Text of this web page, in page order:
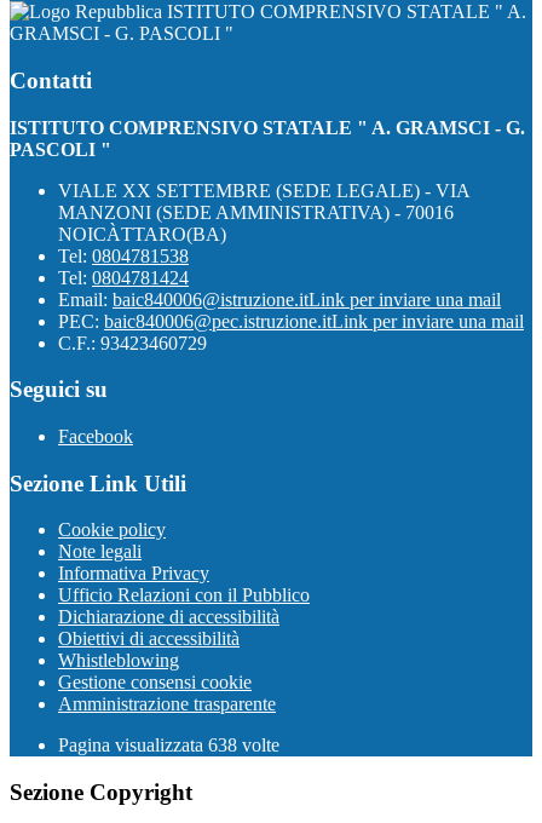
ISTITUTO COMPRENSIVO STATALE " A.
GRAMSCI - G. PASCOLI "
Contatti
ISTITUTO COMPRENSIVO STATALE " A. GRAMSCI - G.
PASCOLI "
VIALE XX SETTEMBRE (SEDE LEGALE) - VIA
MANZONI (SEDE AMMINISTRATIVA) - 70016
NOICÀTTARO(BA)
Tel: 0804781538
Tel: 0804781424
Email: baic840006@istruzione.itLink per inviare una mail
PEC: baic840006@pec.istruzione.itLink per inviare una mail
C.F.: 93423460729
Seguici su
Facebook
Sezione Link Utili
Cookie policy
Note legali
Informativa Privacy
Ufficio Relazioni con il Pubblico
Dichiarazione di accessibilità
Obiettivi di accessibilità
Whistleblowing
Gestione consensi cookie
Amministrazione trasparente
Pagina visualizzata 638 volte
Sezione Copyright